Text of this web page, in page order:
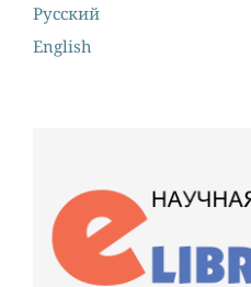
Русский
English